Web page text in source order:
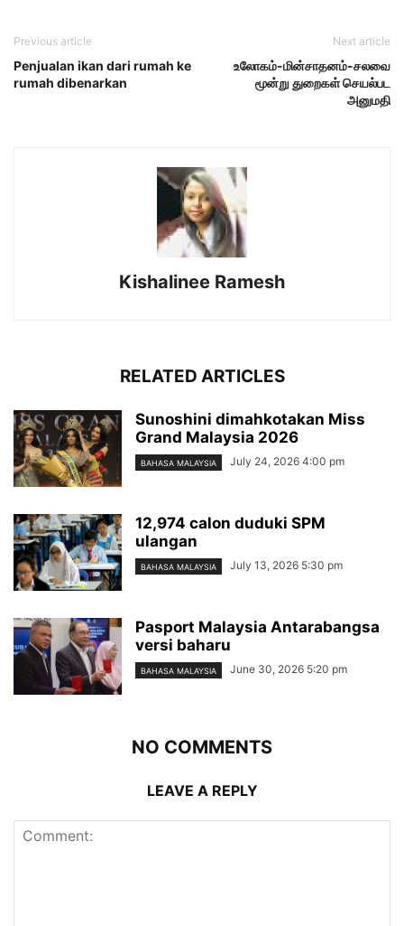
Previous article
Penjualan ikan dari rumah ke
rumah dibenarkan
Next article
உலோகம்-மின்சாதனம்-சலவை
மூன்று துறைகள் செயல்பட
அனுமதி
Kishalinee Ramesh
RELATED ARTICLES
Sunoshini dimahkotakan Miss
Grand Malaysia 2026
BAHASA MALAYSIA July 24, 2026 4:00 pm
12,974 calon duduki SPM
ulangan
BAHASA MALAYSIA July 13, 2026 5:30 pm
Pasport Malaysia Antarabangsa
versi baharu
BAHASA MALAYSIA June 30, 2026 5:20 pm
NO COMMENTS
LEAVE A REPLY